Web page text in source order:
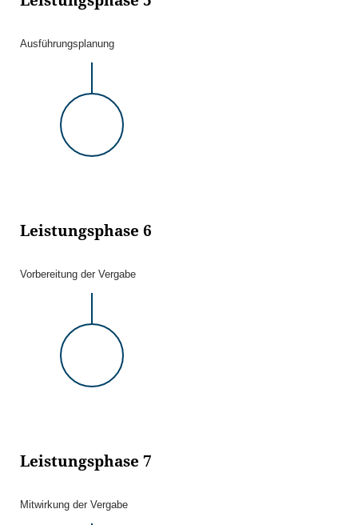
Ausführungsplanung
Leistungsphase 6
Vorbereitung der Vergabe
Leistungsphase 7
Mitwirkung der Vergabe